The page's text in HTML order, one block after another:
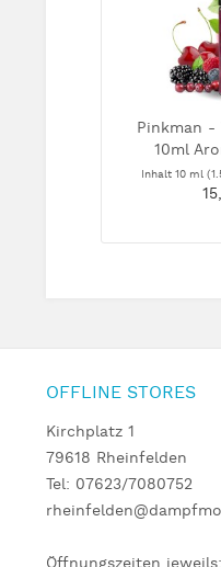
Pinkman -
10ml
Inhalt10 ml
OFFLINE STORES
Kirchplatz 1
79618 Rheinfelden
Tel: 07623/7080752